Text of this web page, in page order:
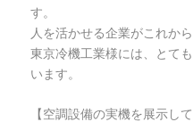
す。
人を活かせる企業がこれか
東京冷機工業様には、とて
います。
【空調設備の実機を展示して